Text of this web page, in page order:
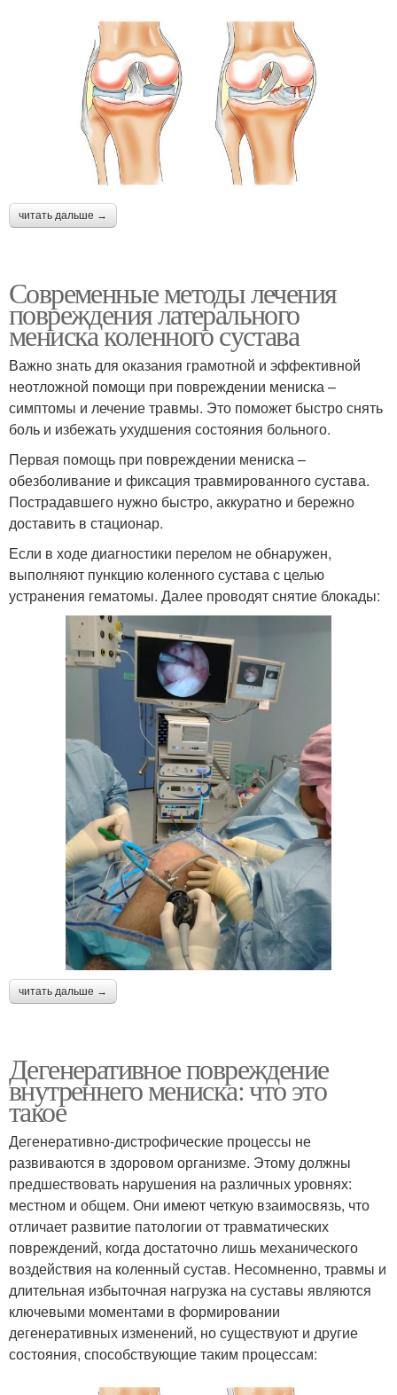
читать дальше →
Современные методы лечения
повреждения латерального
мениска коленного сустава
Важно знать для оказания грамотной и эффективной
неотложной помощи при повреждении мениска –
симптомы и лечение травмы. Это поможет быстро снять
боль и избежать ухудшения состояния больного.
Первая помощь при повреждении мениска –
обезболивание и фиксация травмированного сустава.
Пострадавшего нужно быстро, аккуратно и бережно
доставить в стационар.
Если в ходе диагностики перелом не обнаружен,
выполняют пункцию коленного сустава с целью
устранения гематомы. Далее проводят снятие блокады:
читать дальше →
Дегенеративное повреждение
внутреннего мениска: что это
такое
Дегенеративно-дистрофические процессы не
развиваются в здоровом организме. Этому должны
предшествовать нарушения на различных уровнях:
местном и общем. Они имеют четкую взаимосвязь, что
отличает развитие патологии от травматических
повреждений, когда достаточно лишь механического
воздействия на коленный сустав. Несомненно, травмы и
длительная избыточная нагрузка на суставы являются
ключевыми моментами в формировании
дегенеративных изменений, но существуют и другие
состояния, способствующие таким процессам: